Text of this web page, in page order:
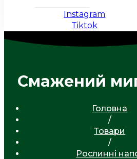
Instagram
Tiktok
Смажений
Головна
/
Товари
/
Рослинні